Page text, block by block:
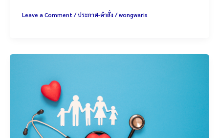
Leave a Comment /ประกาศ-คำสั่ง /wongwaris